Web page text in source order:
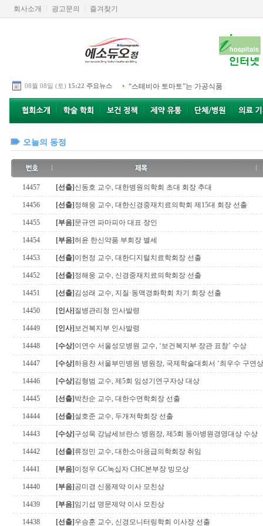
회사소개 광고문의 즐겨찾기
08월 08일 (토) 15:22 주요뉴스 “스테비아 토마토”는 가공식품
오늘의 동정
14457 [선출] 신동호 교수, 대한병원의학회 초대 회장 추대
14456 [선출] 정해웅 교수, 대한신경중재치료의학회 제15대 회장 선출
14455 [부음] 문규연 파마피아 대표 장인
14454 [부음]허윤 한신약품 부회장 별세
14453 [선출] 이헌정 교수, 대한디지털치료학회장 선출
14452 [선출] 정해웅 교수, 신경중재치료의학회장 선출
14451 [선출] 김성래 교수, 지질·동맥경화학회 차기 회장 선출
14450 [인사] 질병관리청 인사발령
14449 [인사] 보건복지부 인사발령
14448 [수상] 이연수 서울성모병원 교수, ‘보건복지부 장관 표창’ 수상
14447 [수상]하용찬 서울부민병원 병원장, 국제학술대회서 ‘최우수 구연
14446 [수상] 김형범 교수, 제5회 임성기연구자상 대상
14445 [선출] 박찬순 교수, 대한수면학회장 선출
14444 [선출] 설호준 교수, 두개저학회장 선출
14443 [수상] 구성욱 강남세브란스 병원장, 제5회 동아병원경영대상 수상
14442 [선출] 류정민 교수, 대한소아응급의학회장 취임
14441 [부음] 이정우 GC녹십자 CHC본부장 빙모상
14440 [부음] 공미경 신풍제약 이사 모친상
14439 [부음] 임기섭 명문제약 이사 모친상
14438 [선출] 우승훈 교수, 신경모니터링학회 이사장 선출